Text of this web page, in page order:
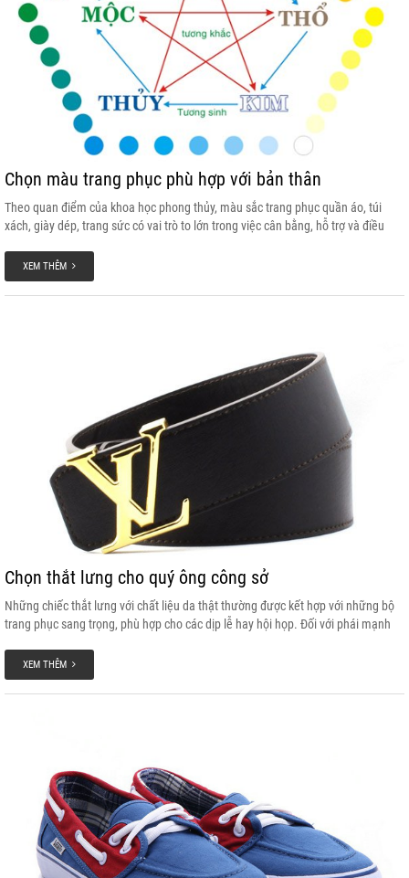
Chọn màu trang phục phù hợp với bản thân
Theo quan điểm của khoa học phong thủy, màu sắc trang phục quần áo, túi
xách, giày dép, trang sức có vai trò to lớn trong việc cân bằng, hỗ trợ và điều
XEM THÊM
Chọn thắt lưng cho quý ông công sở
Những chiếc thắt lưng với chất liệu da thật thường được kết hợp với những bộ
trang phục sang trọng, phù hợp cho các dịp lễ hay hội họp. Đối với phái mạnh
vì thế để chọn được một chiếc thắt lưng tốt và hợp mốt với trang phục bạn đang
mặc sẽ tạo cho chính bạn một vẻ đẹp thật sự nam tính và lịch lãm hơn.
XEM THÊM